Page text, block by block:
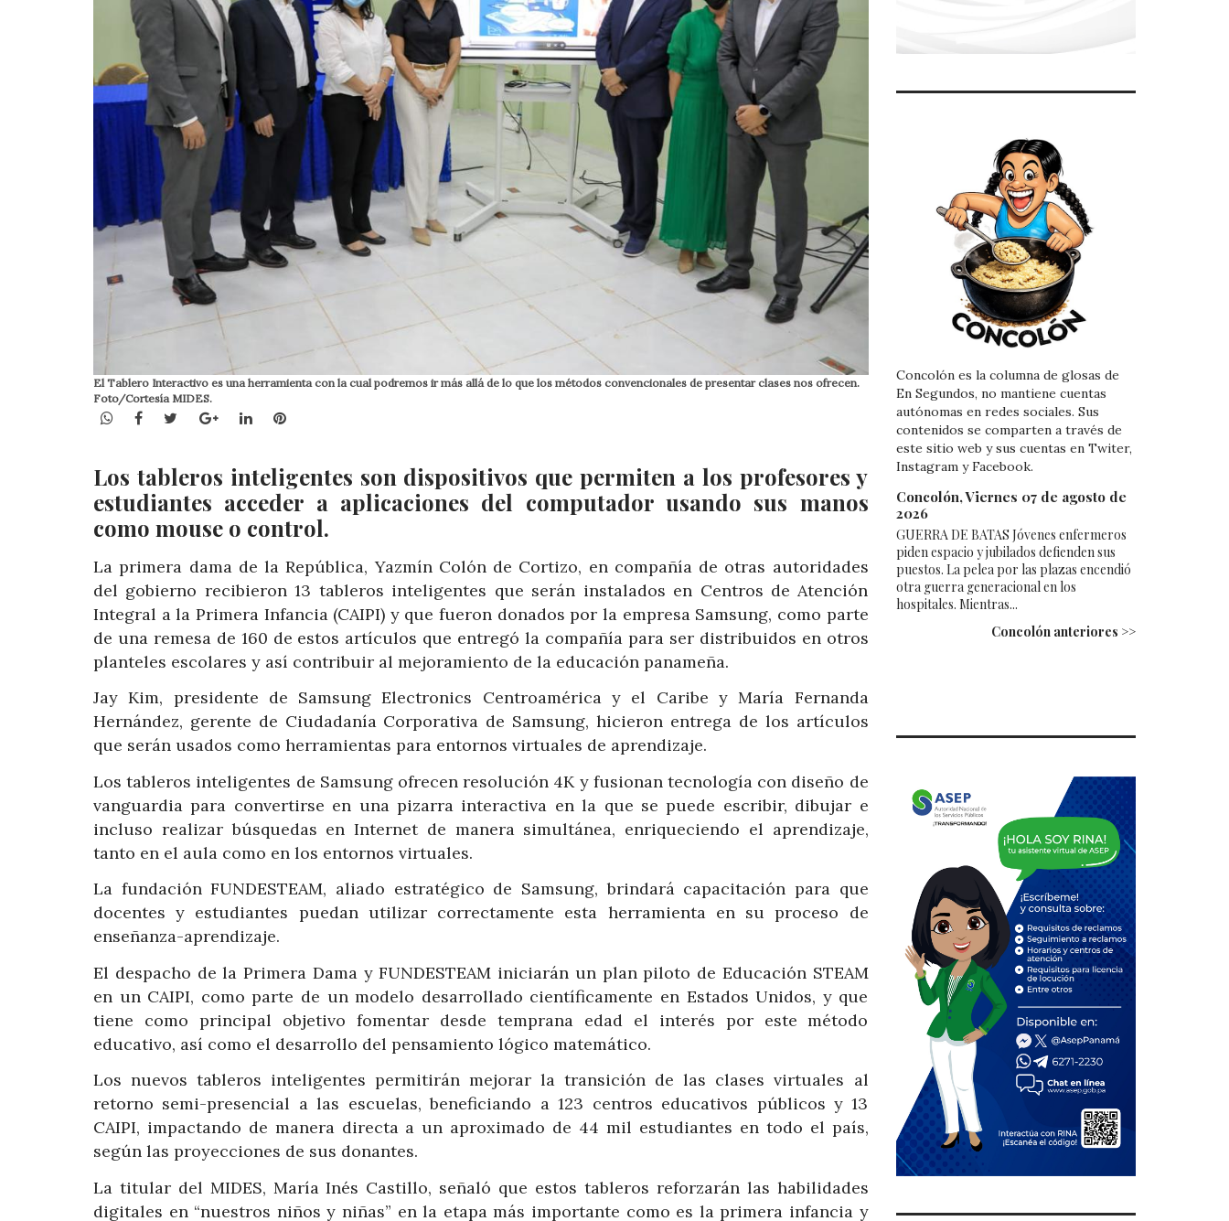
El Tablero Interactivo es una herramienta con la cual podremos ir más allá de lo que los métodos convencionales de presentar clases nos ofrecen.
Foto/Cortesía MIDES.
WhatsApp
Facebook
TwitterGoogle+LinkedInPinterest
Los tableros inteligentes son dispositivos que permiten a los profesores y
estudiantes acceder a aplicaciones del computador usando sus manos
como mouse o control.
La primera dama de la República, Yazmín Colón de Cortizo, en compañía de otras autoridades
del gobierno recibieron 13 tableros inteligentes que serán instalados en Centros de Atención
Integral a la Primera Infancia (CAIPI) y que fueron donados por la empresa Samsung, como parte
de una remesa de 160 de estos artículos que entregó la compañía para ser distribuidos en otros
planteles escolares y así contribuir al mejoramiento de la educación panameña.
Jay Kim, presidente de Samsung Electronics Centroamérica y el Caribe y María Fernanda
Hernández, gerente de Ciudadanía Corporativa de Samsung, hicieron entrega de los artículos
que serán usados como herramientas para entornos virtuales de aprendizaje.
Los tableros inteligentes de Samsung ofrecen resolución 4K y fusionan tecnología con diseño de
vanguardia para convertirse en una pizarra interactiva en la que se puede escribir, dibujar e
incluso realizar búsquedas en Internet de manera simultánea, enriqueciendo el aprendizaje,
tanto en el aula como en los entornos virtuales.
La fundación FUNDESTEAM, aliado estratégico de Samsung, brindará capacitación para que
docentes y estudiantes puedan utilizar correctamente esta herramienta en su proceso de
enseñanza-aprendizaje.
El despacho de la Primera Dama y FUNDESTEAM iniciarán un plan piloto de Educación STEAM
en un CAIPI, como parte de un modelo desarrollado científicamente en Estados Unidos, y que
tiene como principal objetivo fomentar desde temprana edad el interés por este método
educativo, así como el desarrollo del pensamiento lógico matemático.
Los nuevos tableros inteligentes permitirán mejorar la transición de las clases virtuales al
retorno semi-presencial a las escuelas, beneficiando a 123 centros educativos públicos y 13
CAIPI, impactando de manera directa a un aproximado de 44 mil estudiantes en todo el país,
según las proyecciones de sus donantes.
La titular del MIDES, María Inés Castillo, señaló que estos tableros reforzarán las habilidades
digitales en “nuestros niños y niñas” en la etapa más importante como es la primera infancia y
Concolón es la columna de glosas de
En Segundos, no mantiene cuentas
autónomas en redes sociales. Sus
contenidos se comparten a través de
este sitio web y sus cuentas en Twiter,
Instagram y Facebook.
Concolón, Viernes 07 de agosto de
2026
GUERRA DE BATAS Jóvenes enfermeros
piden espacio y jubilados defienden sus
puestos. La pelea por las plazas encendió
otra guerra generacional en los
hospitales. Mientras...
Concolón anteriores >>